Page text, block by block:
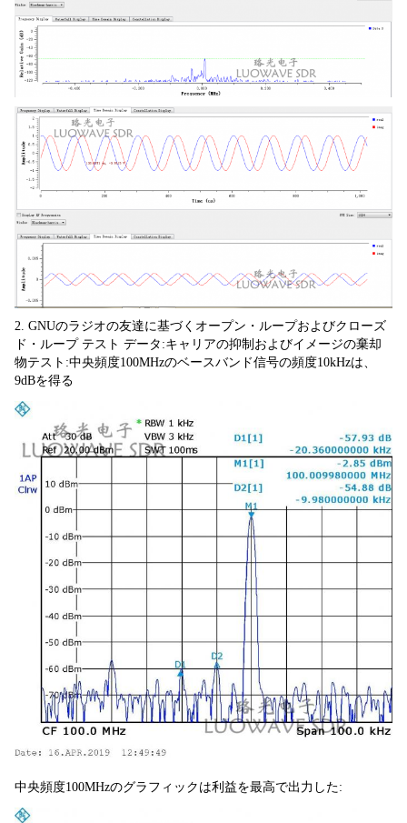
2. GNUのラジオの友達に基づくオープン・ループおよびクローズ
ド・ループ テスト データ:キャリアの抑制およびイメージの棄却
物テスト:中央頻度100MHzのベースバンド信号の頻度10kHzは、
9dBを得る
中央頻度100MHzのグラフィックは利益を最高で出力した: